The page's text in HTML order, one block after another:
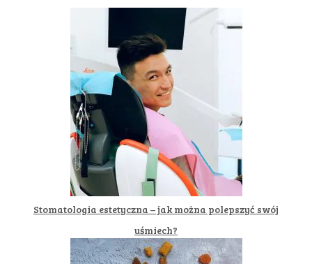
Stomatologia estetyczna – jak można polepszyć swój
uśmiech?